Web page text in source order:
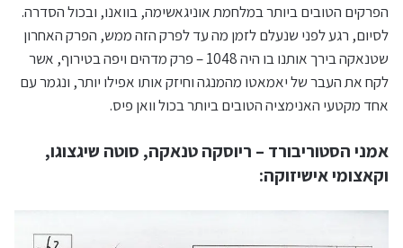
הפרקים הטובים ביותר במלחמת אוניגאשימה, בוואנו, ובכול הסדרה.
לסיום, רגע לפני שנעלם לזמן מה עד לפרק הזה ממש, הפרק האחרון
שטנאקה בירך אותנו בו היה 1048 – פרק מדהים ויפה בטירוף, אשר
לקח את העבר של יאמאטו מהמנגה וחיזק אותו אפילו יותר, ונגמר עם
אחד מקטעי האנימציה הטובים ביותר בכול וואן פיס.
אמני הסטוריבורד – ריוסקה טנאקה, סוטה שיגצוגו,
וקאצומי אישיזוקה: